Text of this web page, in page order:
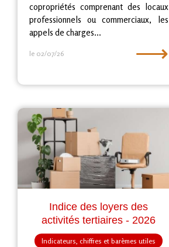
copropriétés comprenant des locaux
professionnels ou commerciaux, les
appels de charges...
le 02/07/26 ⟶
Indice des loyers des
activités tertiaires - 2026
Indicateurs, chiffres et barèmes utiles